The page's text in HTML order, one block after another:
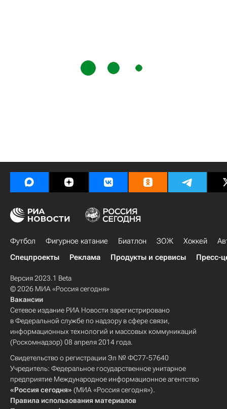
Футбол Фигурное катание Биатлон ЗОЖ Хоккей
Спецпроекты
Реклама Продукты и сервисы Пресс-
Версия 2023.1 Beta
© 2026 МИА «Россия сегодня»
Вакансии
Сетевое издание РИА Новости зарегистрировано
в Федеральной службе по надзору в сфере связи,
информационных технологий и массовых коммуникаций
(Роскомнадзор) 08 апреля 2014 года.
Свидетельство о регистрации Эл № ФС77-57640
Учредитель: Федеральное государственное унитарное
предприятие Международное информационное агентство
«Россия сегодня» (МИА «Россия сегодня»).
Правила использования материалов